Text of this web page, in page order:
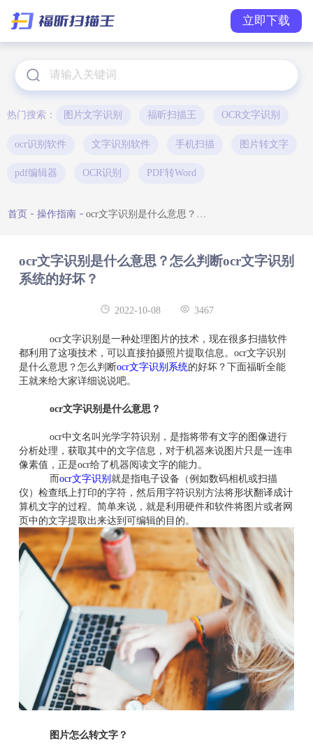
立即下载
热门搜索： 图片文字识别 福昕扫描王 OCR文字识别
ocr识别软件 文字识别软件 手机扫描 图片转文字
pdf编辑器 OCR识别 PDF转Word
首页 操作指南
ocr文字识别是什么意思？怎么判断ocr文字识别
系统的好坏？
2022-10-08 3467
ocr文字识别是一种处理图片的技术，现在很多扫描软件
都利用了这项技术，可以直接拍摄照片提取信息。ocr文字识别
是什么意思？怎么判断ocr文字识别系统的好坏？下面福昕全能
王就来给大家详细说说吧。
ocr文字识别是什么意思？
ocr中文名叫光学字符识别，是指将带有文字的图像进行
分析处理，获取其中的文字信息，对于机器来说图片只是一连串
像素值，正是ocr给了机器阅读文字的能力。
而ocr文字识别就是指电子设备（例如数码相机或扫描
仪）检查纸上打印的字符，然后用字符识别方法将形状翻译成计
算机文字的过程。简单来说，就是利用硬件和软件将图片或者网
页中的文字提取出来达到可编辑的目的。
图片怎么转文字？